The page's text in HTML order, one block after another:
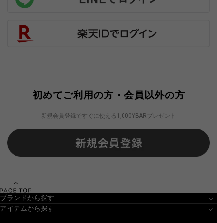
初めてご利用の方・会員以外の方
新規会員登録ですぐに使える1,000YBARプレゼント
ブランドから探す
アイテムから探す